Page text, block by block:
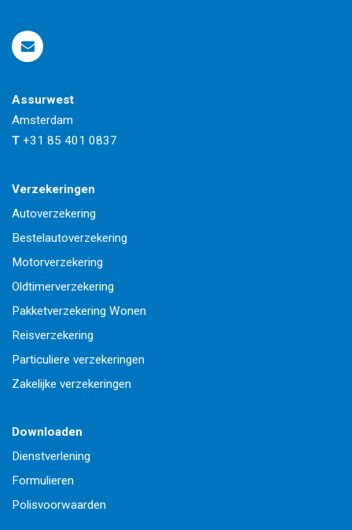
Assurwest
Amsterdam
T +31 85 401 0837
Verzekeringen
Autoverzekering
Bestelautoverzekering
Motorverzekering
Oldtimerverzekering
Pakketverzekering Wonen
Reisverzekering
Particuliere verzekeringen
Zakelijke verzekeringen
Downloaden
Dienstverlening
Formulieren
Polisvoorwaarden